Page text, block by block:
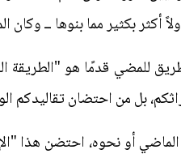
دولاً أكثر بكثير مما بنوها
للمضي قدمًا هو
بل من احتضان تقاليدكم
أو نحوه، احتضن هذا